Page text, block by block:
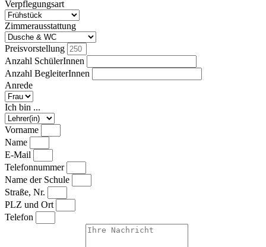
Verpflegungsart
Zimmerausstattung
Preisvorstellung
Anzahl SchülerInnen
Anzahl BegleiterInnen
Anrede
Ich bin ...
Vorname
Name
E-Mail
Telefonnummer
Name der Schule
Straße, Nr.
PLZ und Ort
Telefon